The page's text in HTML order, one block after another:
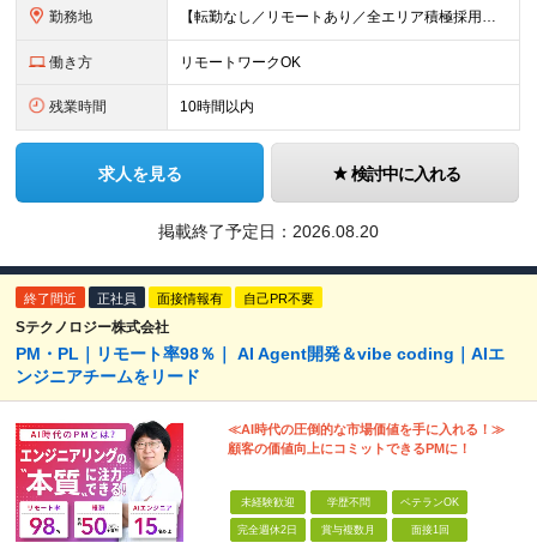
勤務地 【転勤なし／リモートあり／全エリア積極採用】 ・大手企業のプロジェクト中心 ・勤務エリアや配属先は希望を考慮 ・研修はリモートメインで実施 ・UIターン歓迎 ＜主なエリア＞ ■首都圏…東京・神奈川・
働き方 リモートワークOK
残業時間 10時間以内
求人を見る 検討中に入れる
掲載終了予定日： 2026.08.20
終了間近 正社員 面接情報有 自己PR不要
Sテクノロジー株式会社
PM・PL｜リモート率98％｜ AI Agent開発＆vibe coding｜AIエ
ンジニアチームをリード
≪AI時代の圧倒的な市場価値を手に入れる！≫
顧客の価値向上にコミットできるPMに！
未経験歓迎 学歴不問 ベテランOK
完全週休2日 賞与複数月 面接1回